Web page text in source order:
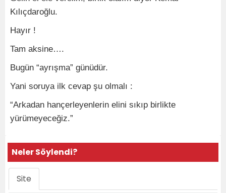
Kılıçdaroğlu.
Hayır !
Tam aksine….
Bugün “ayrışma” günüdür.
Yani soruya ilk cevap şu olmalı :
“Arkadan hançerleyenlerin elini sıkıp birlikte
yürümeyeceğiz.”
Neler Söylendi?
Site